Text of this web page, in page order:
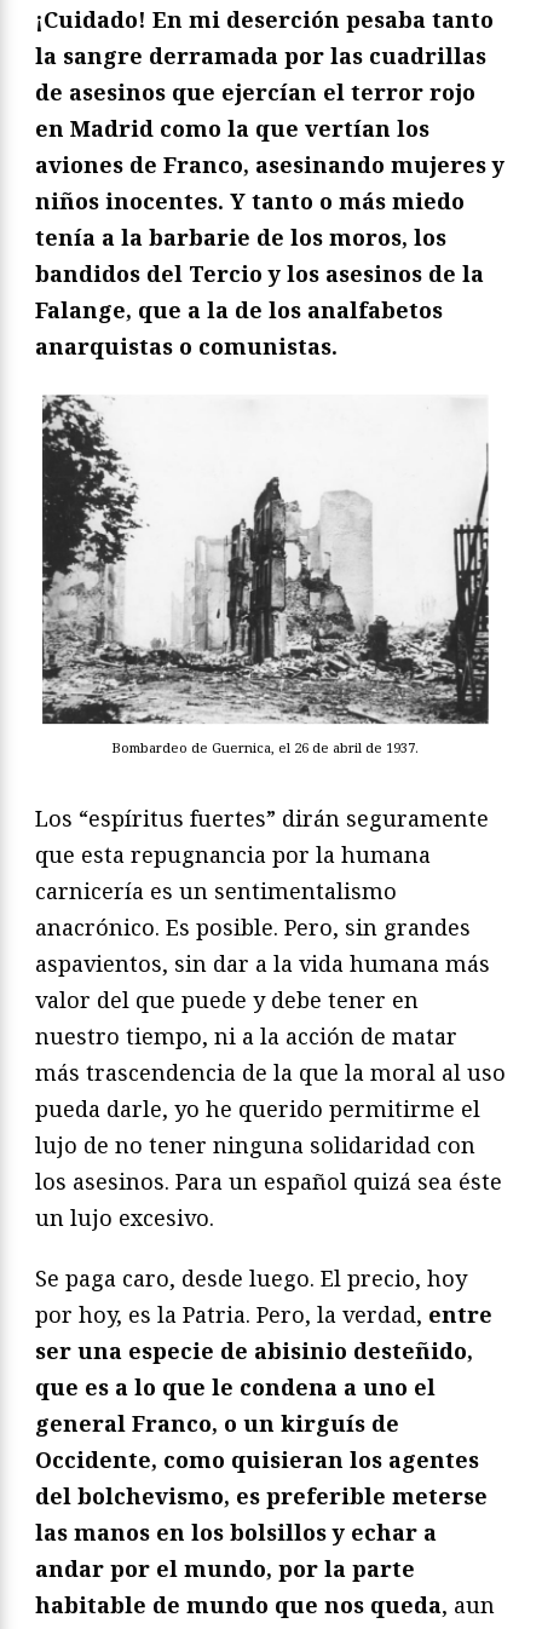
¡Cuidado! En mi deserción pesaba tanto
la sangre derramada por las cuadrillas
de asesinos que ejercían el terror rojo
en Madrid como la que vertían los
aviones de Franco, asesinando mujeres y
niños inocentes. Y tanto o más miedo
tenía a la barbarie de los moros, los
bandidos del Tercio y los asesinos de la
Falange, que a la de los analfabetos
anarquistas o comunistas.
Bombardeo de Guernica, el 26 de abril de 1937.
Los “espíritus fuertes” dirán seguramente
que esta repugnancia por la humana
carnicería es un sentimentalismo
anacrónico. Es posible. Pero, sin grandes
aspavientos, sin dar a la vida humana más
valor del que puede y debe tener en
nuestro tiempo, ni a la acción de matar
más trascendencia de la que la moral al uso
pueda darle, yo he querido permitirme el
lujo de no tener ninguna solidaridad con
los asesinos. Para un español quizá sea éste
un lujo excesivo.
Se paga caro, desde luego. El precio, hoy
por hoy, es la Patria. Pero, la verdad, entre
ser una especie de abisinio desteñido,
que es a lo que le condena a uno el
general Franco, o un kirguís de
Occidente, como quisieran los agentes
del bolchevismo, es preferible meterse
las manos en los bolsillos y echar a
andar por el mundo, por la parte
habitable de mundo que nos queda, aun